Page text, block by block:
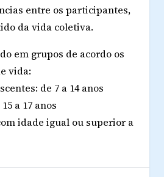
entre os participantes,
da vida coletiva.
em grupos de acordo os
vida:
de 7 a 14 anos
a 17 anos
idade igual ou superior a